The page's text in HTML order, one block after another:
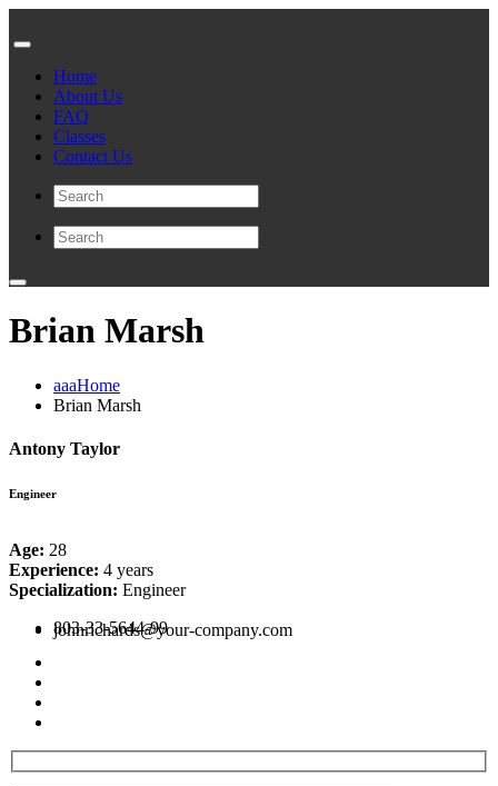
Home
About Us
FAQ
Classes
Contact Us
Brian Marsh
aaaHome
Brian Marsh
Antony Taylor
Engineer
Age: 28
Experience: 4 years
Specialization: Engineer
803-33-5644-99
johnrichards@your-company.com